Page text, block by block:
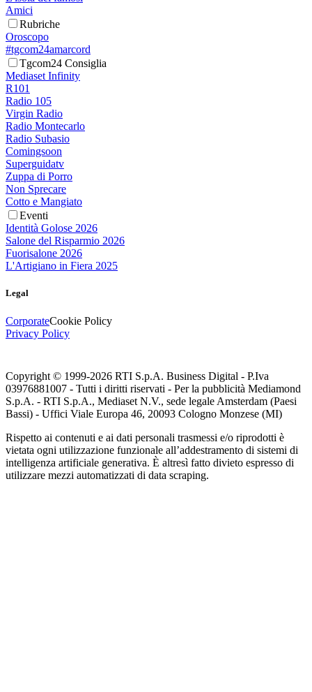
Amici
Rubriche
Oroscopo
#tgcom24amarcord
Tgcom24 Consiglia
Mediaset Infinity
R101
Radio 105
Virgin Radio
Radio Montecarlo
Radio Subasio
Comingsoon
Superguidatv
Zuppa di Porro
Non Sprecare
Cotto e Mangiato
Eventi
Identità Golose 2026
Salone del Risparmio 2026
Fuorisalone 2026
L'Artigiano in Fiera 2025
Legal
CorporateCookie Policy
Privacy Policy
Copyright © 1999-2026 RTI S.p.A. Business Digital - P.Iva
03976881007 - Tutti i diritti riservati - Per la pubblicità Mediamond
S.p.A. - RTI S.p.A., Mediaset N.V., sede legale Amsterdam (Paesi
Bassi) - Uffici Viale Europa 46, 20093 Cologno Monzese (MI)
Rispetto ai contenuti e ai dati personali trasmessi e/o riprodotti è
vietata ogni utilizzazione funzionale all’addestramento di sistemi di
intelligenza artificiale generativa. È altresì fatto divieto espresso di
utilizzare mezzi automatizzati di data scraping.